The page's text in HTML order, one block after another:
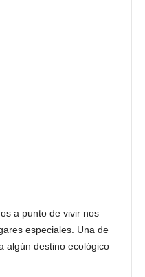
a punto de vivir nos
especiales. Una de
algún destino ecológico